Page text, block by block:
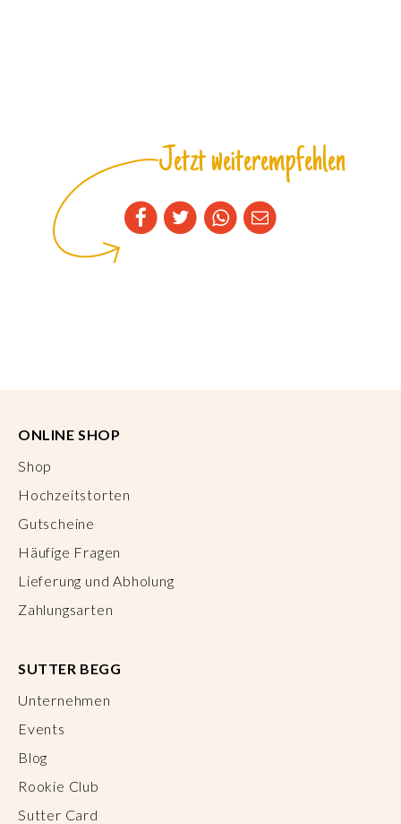
Jetzt weiterempfehlen
ONLINE SHOP
Shop
Hochzeitstorten
Gutscheine
Häufige Fragen
Lieferung und Abholung
Zahlungsarten
SUTTER BEGG
Unternehmen
Events
Blog
Rookie Club
Sutter Card